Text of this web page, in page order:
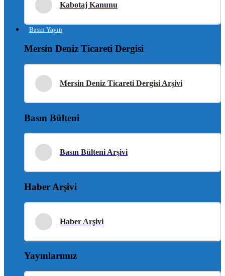
Kabotaj Kanunu
Basın Yayın
Mersin Deniz Ticareti Dergisi
Mersin Deniz Ticareti Dergisi Arşivi
Basın Bülteni
Basın Bülteni Arşivi
Haber Arşivi
Haber Arşivi
Yayınlarımız